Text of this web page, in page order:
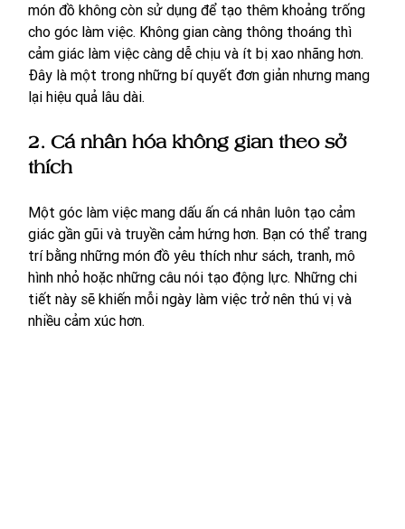
món đồ không còn sử dụng để tạo thêm khoảng trống
cho góc làm việc. Không gian càng thông thoáng thì
cảm giác làm việc càng dễ chịu và ít bị xao nhãng hơn.
Đây là một trong những bí quyết đơn giản nhưng mang
lại hiệu quả lâu dài.
2. Cá nhân hóa không gian theo sở
thích
Một góc làm việc mang dấu ấn cá nhân luôn tạo cảm
giác gần gũi và truyền cảm hứng hơn. Bạn có thể trang
trí bằng những món đồ yêu thích như sách, tranh, mô
hình nhỏ hoặc những câu nói tạo động lực. Những chi
tiết này sẽ khiến mỗi ngày làm việc trở nên thú vị và
nhiều cảm xúc hơn.